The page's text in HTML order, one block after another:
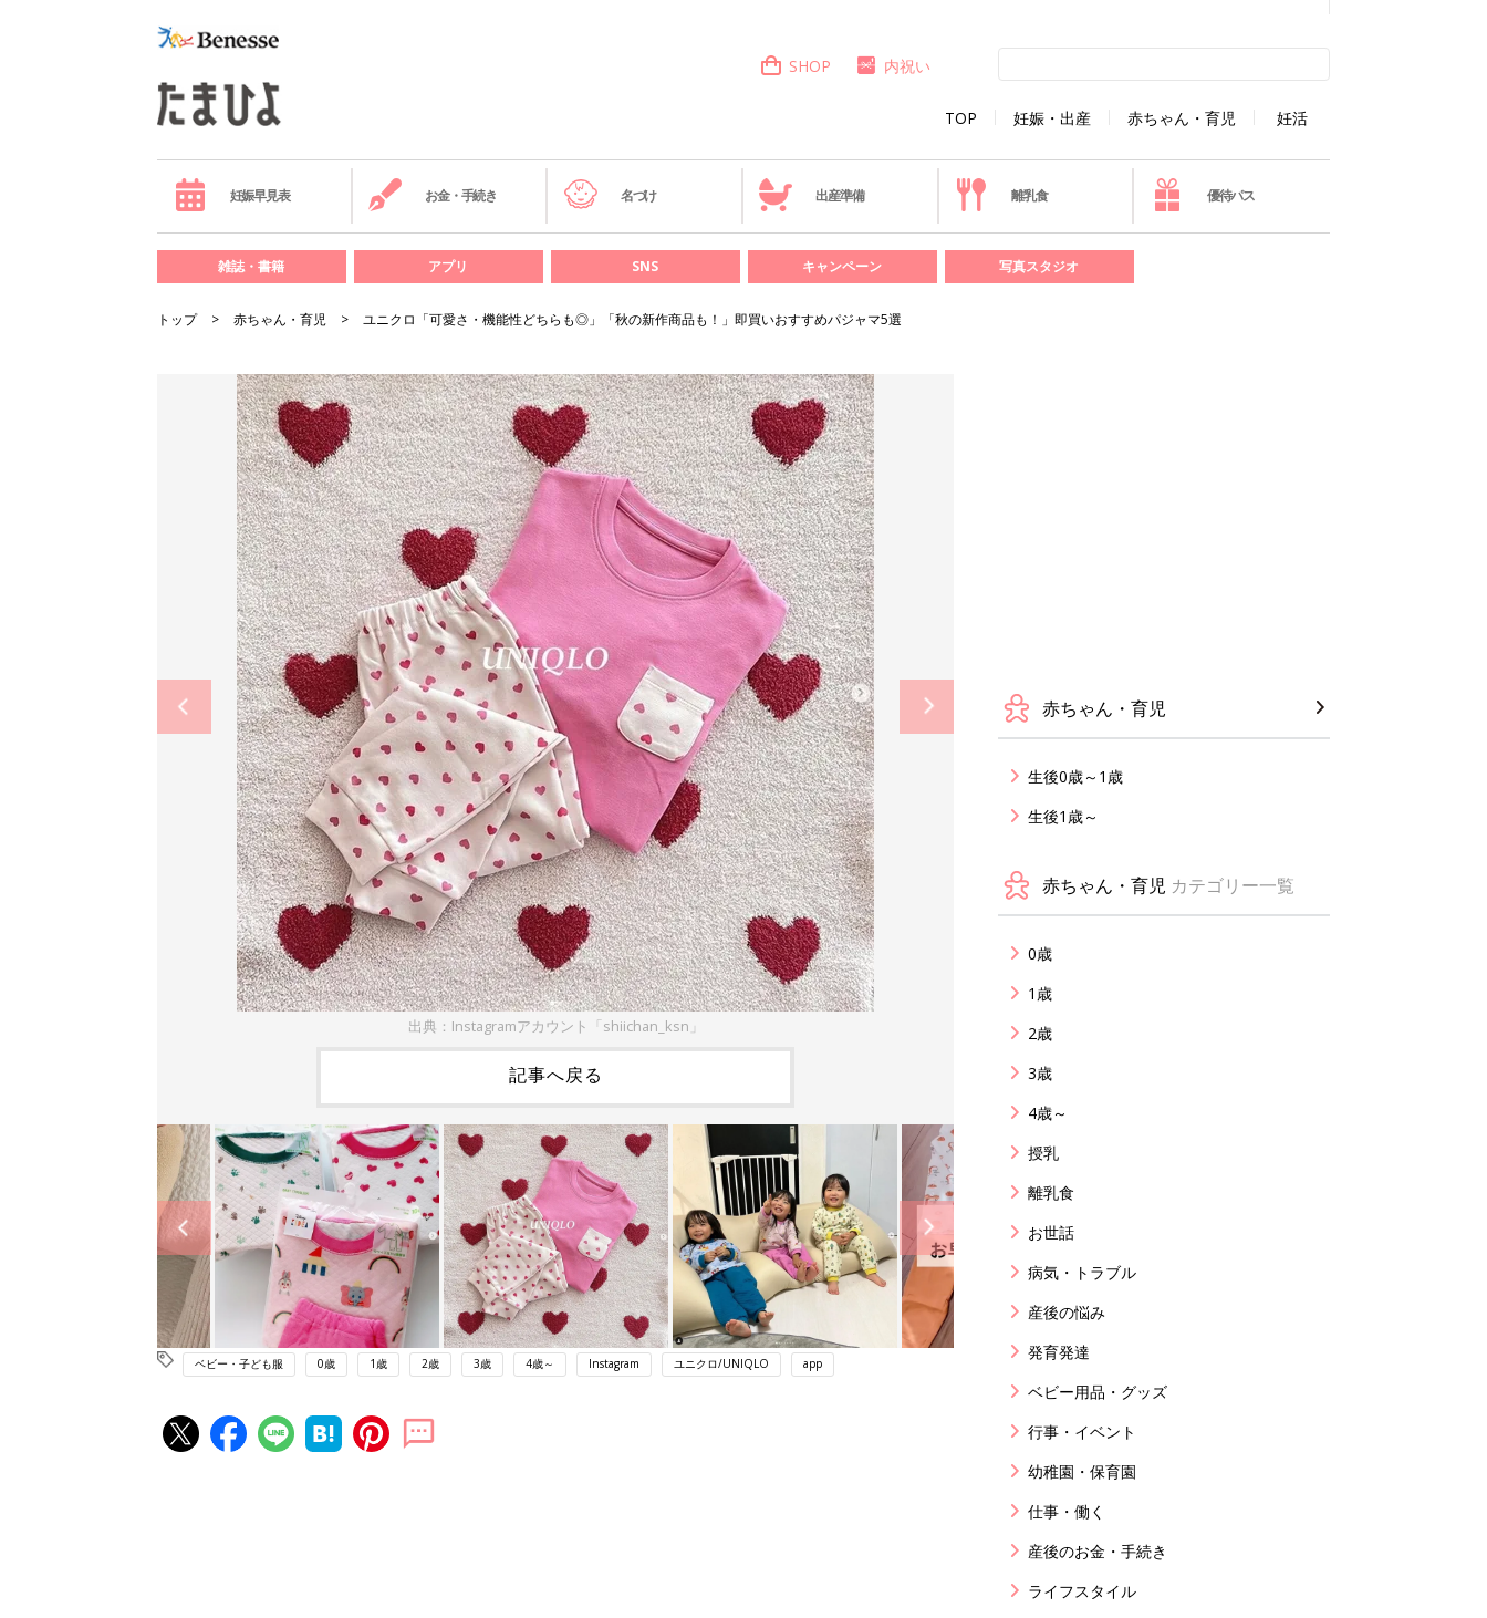
TOP 妊娠・出産 赤ちゃん・育児 妊活
SHOP 内祝い
妊娠早見表 お金・手続き 名づけ 出産準備 離乳食 優待パス
雑誌・書籍 アプリ SNS キャンペーン 写真スタジオ
トップ 赤ちゃん・育児 ユニクロ「可愛さ・機能性どちらも◎」「秋の新作商品も！」即買いおすすめパジャマ5選
出典：Instagramアカウント「shiichan_ksn」
記事へ戻る
ベビー・子ども服 0歳 1歳 2歳 3歳 4歳～ Instagram ユニクロ/UNIQLO app
赤ちゃん・育児
生後0歳～1歳
生後1歳～
赤ちゃん・育児 カテゴリー一覧
0歳
1歳
2歳
3歳
4歳～
授乳
離乳食
お世話
病気・トラブル
産後の悩み
発育発達
ベビー用品・グッズ
行事・イベント
幼稚園・保育園
仕事・働く
産後のお金・手続き
ライフスタイル